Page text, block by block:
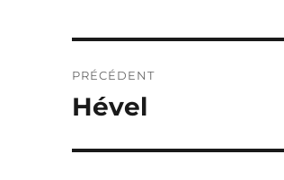
de
PRÉCÉDENT
Publication
Hével